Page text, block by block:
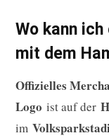
Wo kann
mit dem
Offizielles
Logo ist auf der
im